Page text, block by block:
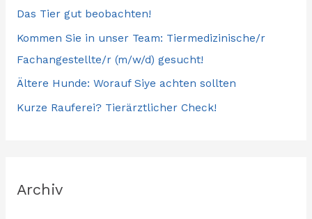
Das Tier gut beobachten!
Kommen Sie in unser Team: Tiermedizinische/r
Fachangestellte/r (m/w/d) gesucht!
Ältere Hunde: Worauf Siye achten sollten
Kurze Rauferei? Tierärztlicher Check!
Archiv